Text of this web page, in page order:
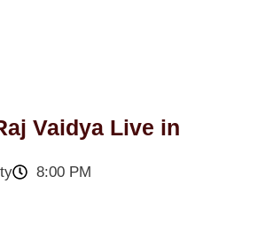
Vaidya Live in
8:00 PM